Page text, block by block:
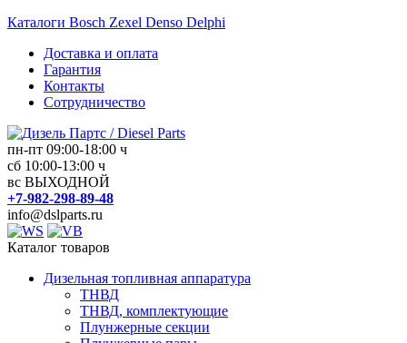
Перейти
содержимому
Каталоги Bosch Zexel Denso Delphi
Доставка и оплата
Гарантия
Контакты
Сотрудничество
Дизель
Партс
/
Diesel
Parts
Дизельная
топливная
аппаратура
пн-пт 09:00-18:00 ч
сб 10:00-13:00 ч
вс ВЫХОДНОЙ
+7-982-298-89-48
info@dslparts.ru
Каталог товаров
Дизельная топливная аппаратура
ТНВД
ТНВД, комплектующие
Плунжерные секции